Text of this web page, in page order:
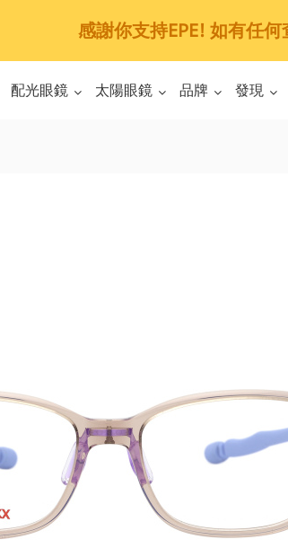
感謝你支持EPE! 如有任
配光眼鏡 太陽眼鏡 品牌 發現